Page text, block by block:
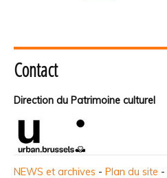
Contact
Direction du Patrimoine culturel
NEWS et archives - Plan du site -